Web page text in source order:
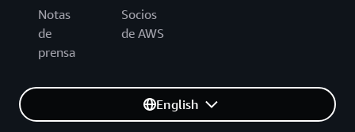
Notas
de
prensa
Socios
de AWS
English